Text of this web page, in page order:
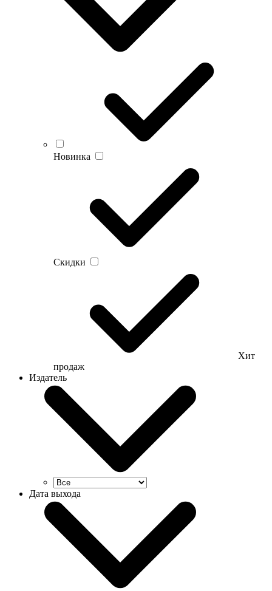
Новинка
Скидки
Хит
продаж
Издатель
Дата выхода